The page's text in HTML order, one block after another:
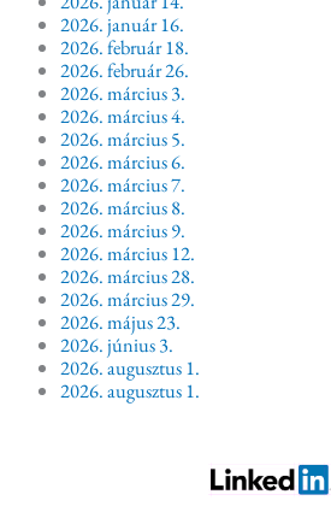
2026. január 16.
2026. február 18.
2026. február 26.
2026. március 3.
2026. március 4.
2026. március 5.
2026. március 6.
2026. március 7.
2026. március 8.
2026. március 9.
2026. március 12.
2026. március 28.
2026. március 29.
2026. május 23.
2026. június 3.
2026. augusztus 1.
2026. augusztus 1.